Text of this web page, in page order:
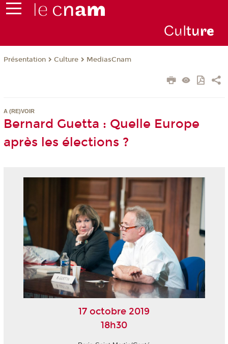
Culture
Présentation Culture MediasCnam
A (RE)VOIR
Bernard Guetta : Quelle Europe
après les élections ?
17 octobre 2019
18h30